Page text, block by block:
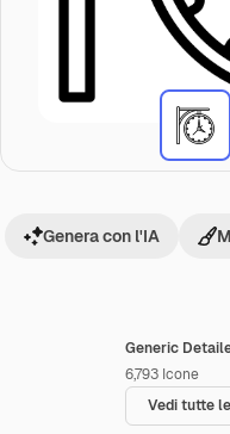
Generic
6,793 Icone
Vedi tutte
Genera con l'IA